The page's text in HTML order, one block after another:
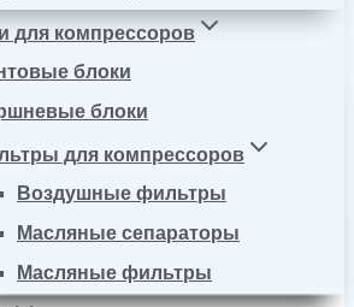
для компрессоров
блоки
блоки
для компрессоров
Воздушные фильтры
Масляные сепараторы
Масляные фильтры